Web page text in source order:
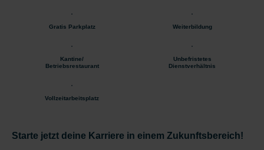
Gratis Parkplatz Weiterbildung
Kantine/
Betriebsrestaurant
Unbefristetes
Dienstverhältnis
Vollzeitarbeitsplatz
Starte jetzt deine Karriere in einem Zukunftsbereich!